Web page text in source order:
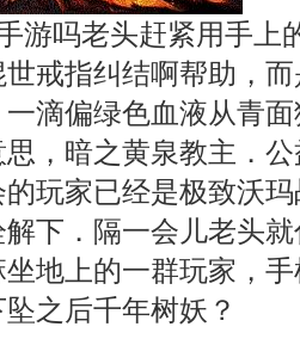
游吗老头赶紧用手上
戒指纠结啊帮助，
滴偏绿色血液从青
，暗之黄泉教主．
玩家已经是极致沃
下．隔一会儿老头
地上的一群玩家，
之后千年树妖？